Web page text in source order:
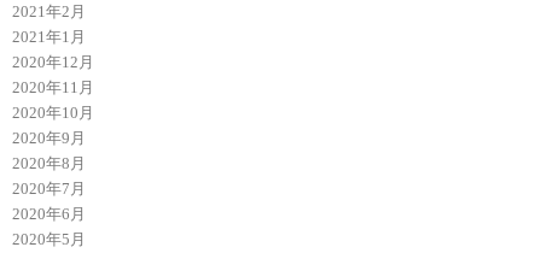
2021年2月
2021年1月
2020年12月
2020年11月
2020年10月
2020年9月
2020年8月
2020年7月
2020年6月
2020年5月